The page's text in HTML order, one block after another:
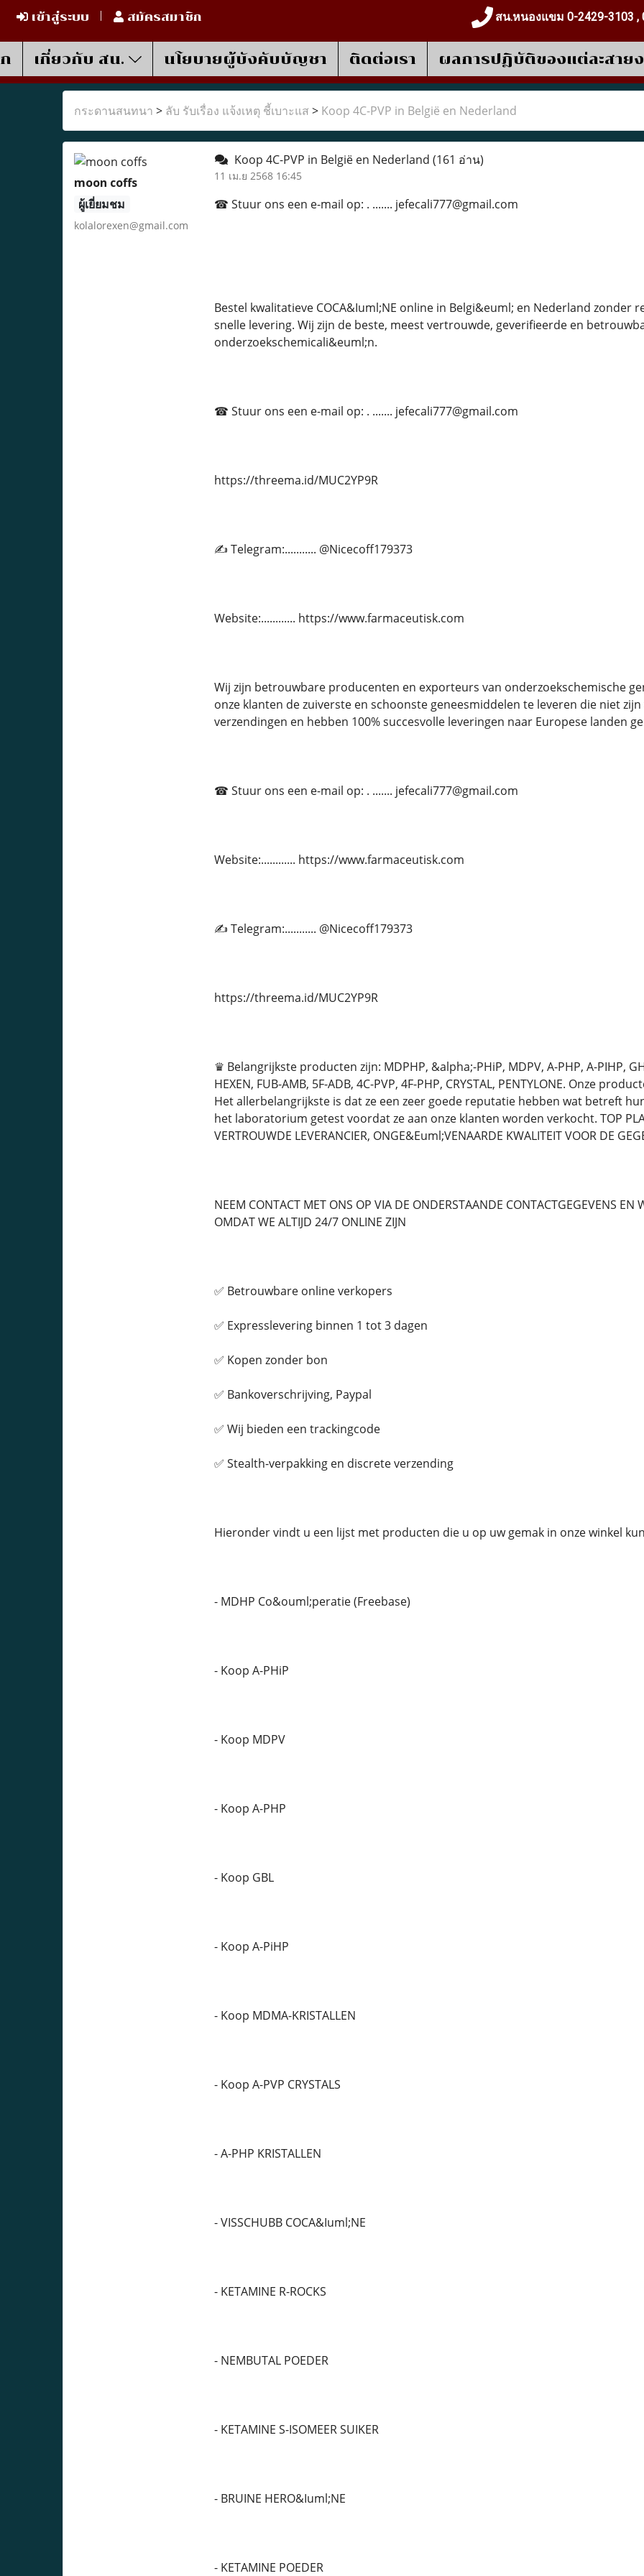
เข้าสู่ระบบ สมัครสมาชิก สน.หนองแขม 0-2429-3103 ,
เกี่ยวกับ สน. นโยบายผู้บังคับบัญชา ติดต่อเรา ผลการปฎิบัติของแต่ละสาย
กระดานสนทนา > ลับ รับเรื่อง แจ้งเหตุ ชี้เบาะแส > Koop 4C-PVP in België en Nederland
moon coffs
ผู้เยี่ยมชม
kolalorexen@gmail.com
Koop 4C-PVP in België en Nederland (161 อ่าน)
11 เม.ย 2568 16:45
☎ Stuur ons een e-mail op: . ....... jefecali777@gmail.com
Bestel kwalitatieve COCA&Iuml;NE online in Belgi&euml; en Nederland zonder
snelle levering. Wij zijn de beste, meest vertrouwde, geverifieerde en
onderzoekschemicali&euml;n.
☎ Stuur ons een e-mail op: . ....... jefecali777@gmail.com
https://threema.id/MUC2YP9R
✍ Telegram:........... @Nicecoff179373
Website:............ https://www.farmaceutisk.com
Wij zijn betrouwbare producenten en exporteurs van onderzoekschemische
onze klanten de zuiverste en schoonste geneesmiddelen te leveren die niet
verzendingen en hebben 100% succesvolle leveringen naar Europese landen
☎ Stuur ons een e-mail op: . ....... jefecali777@gmail.com
Website:............ https://www.farmaceutisk.com
✍ Telegram:........... @Nicecoff179373
https://threema.id/MUC2YP9R
♛ Belangrijkste producten zijn: MDPHP, &alpha;-PHiP, MDPV, A-PHP, A-PIHP,
HEXEN, FUB-AMB, 5F-ADB, 4C-PVP, 4F-PHP, CRYSTAL, PENTYLONE. Onze
Het allerbelangrijkste is dat ze een zeer goede reputatie hebben wat betreft
het laboratorium getest voordat ze aan onze klanten worden verkocht. TOP
VERTROUWDE LEVERANCIER, ONGE&Euml;VENAARDE KWALITEIT VOOR DE
NEEM CONTACT MET ONS OP VIA DE ONDERSTAANDE CONTACTGEGEVENS EN
OMDAT WE ALTIJD 24/7 ONLINE ZIJN
✅ Betrouwbare online verkopers
✅ Expresslevering binnen 1 tot 3 dagen
✅ Kopen zonder bon
✅ Bankoverschrijving, Paypal
✅ Wij bieden een trackingcode
✅ Stealth-verpakking en discrete verzending
Hieronder vindt u een lijst met producten die u op uw gemak in onze winkel
- MDHP Co&ouml;peratie (Freebase)
- Koop A-PHiP
- Koop MDPV
- Koop A-PHP
- Koop GBL
- Koop A-PiHP
- Koop MDMA-KRISTALLEN
- Koop A-PVP CRYSTALS
- A-PHP KRISTALLEN
- VISSCHUBB COCA&Iuml;NE
- KETAMINE R-ROCKS
- NEMBUTAL POEDER
- KETAMINE S-ISOMEER SUIKER
- BRUINE HERO&Iuml;NE
- KETAMINE POEDER